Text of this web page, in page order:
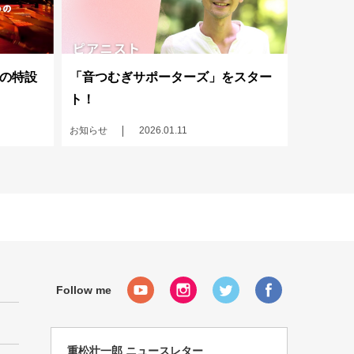
特設
「音つむぎサポーターズ」をスター
ト！
お知らせ 2026.01.11
重松壮一郎 ニュースレター